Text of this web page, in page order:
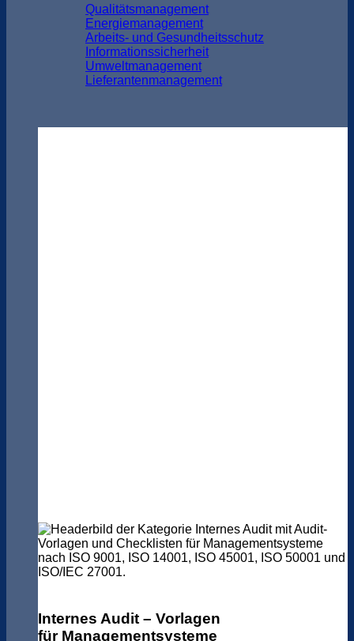
Qualitätsmanagement
Energiemanagement
Arbeits- und Gesundheitsschutz
Informationssicherheit
Umweltmanagement
Lieferantenmanagement
Internes Audit – Vorlagen
für Managementsysteme